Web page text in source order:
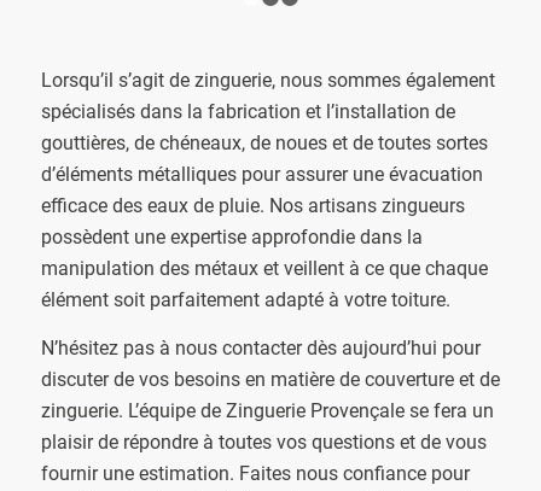
Lorsqu’il s’agit de zinguerie, nous sommes également
spécialisés dans la fabrication et l’installation de
gouttières, de chéneaux, de noues et de toutes sortes
d’éléments métalliques pour assurer une évacuation
efficace des eaux de pluie. Nos artisans zingueurs
possèdent une expertise approfondie dans la
manipulation des métaux et veillent à ce que chaque
élément soit parfaitement adapté à votre toiture.
N’hésitez pas à nous contacter dès aujourd’hui pour
discuter de vos besoins en matière de couverture et de
zinguerie. L’équipe de Zinguerie Provençale se fera un
plaisir de répondre à toutes vos questions et de vous
fournir une estimation. Faites nous confiance pour